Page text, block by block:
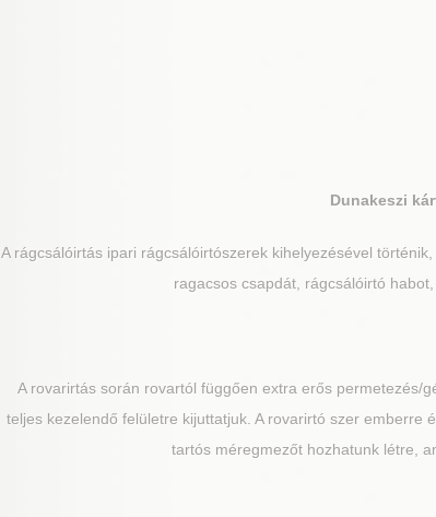
Dunakeszi
A rágcsálóirtás ipari rágcsálóirtószerek kihelyezésével
ragacsos csapdát, rágcsálóirtó
A rovarirtás során rovartól függően extra erős permetezés/
teljes kezelendő felületre kijuttatjuk. A rovarirtó szer
tartós méregmezőt hozhatunk létre,